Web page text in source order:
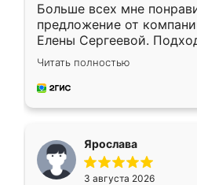
Больше всех мне
предложение от
Елены Сергеевой.
короткие сроки
для замера сотрудник
предложил по моему
Читать полностью
Ярослава
3 августа 2026